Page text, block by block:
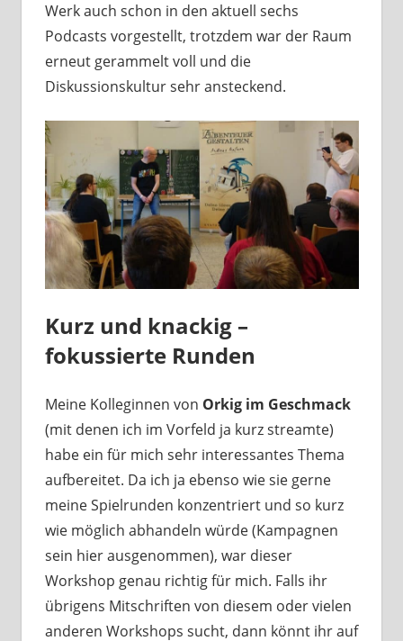
Werk auch schon in den aktuell sechs
Podcasts vorgestellt, trotzdem war der Raum
erneut gerammelt voll und die
Diskussionskultur sehr ansteckend.
Kurz und knackig –
fokussierte Runden
Meine Kolleginnen von Orkig im Geschmack
(mit denen ich im Vorfeld ja kurz streamte)
habe ein für mich sehr interessantes Thema
aufbereitet. Da ich ja ebenso wie sie gerne
meine Spielrunden konzentriert und so kurz
wie möglich abhandeln würde (Kampagnen
sein hier ausgenommen), war dieser
Workshop genau richtig für mich. Falls ihr
übrigens Mitschriften von diesem oder vielen
anderen Workshops sucht, dann könnt ihr auf